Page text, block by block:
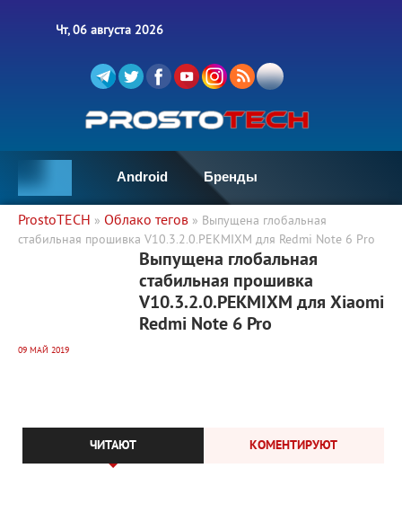
Чт, 06 августа 2026
Android Бренды
ProstoTECH » Облако тегов » Выпущена глобальная
стабильная прошивка V10.3.2.0.PEKMIXM для Redmi Note 6 Pro
6 044 0
Выпущена глобальная
стабильная прошивка
V10.3.2.0.PEKMIXM для Xiaomi
Redmi Note 6 Pro
09 МАЙ 2019
ЧИТАЮТ КОМЕНТИРУЮТ